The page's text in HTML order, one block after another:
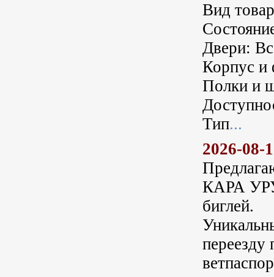
Вид
Двери:
Корпус и
Полки и
Тип...
2026-08-
КАРА
биглей.
переезду